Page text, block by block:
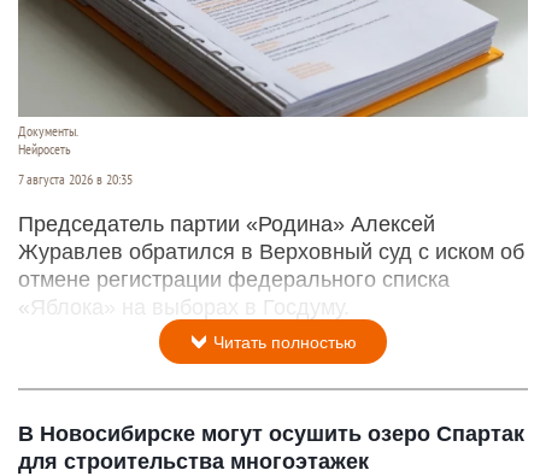
Документы.
Нейросеть
7 августа 2026 в 20:35
Председатель партии «Родина» Алексей
Журавлев обратился в Верховный суд с иском об
отмене регистрации федерального списка
«Яблока» на выборах в Госдуму.
Читать полностью
В Новосибирске могут осушить озеро Спартак
для строительства многоэтажек